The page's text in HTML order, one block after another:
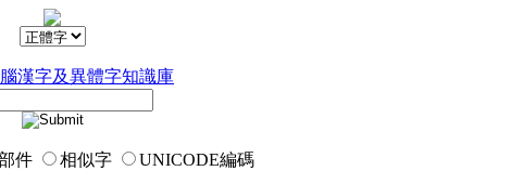
件 相似字 UNICODE編碼